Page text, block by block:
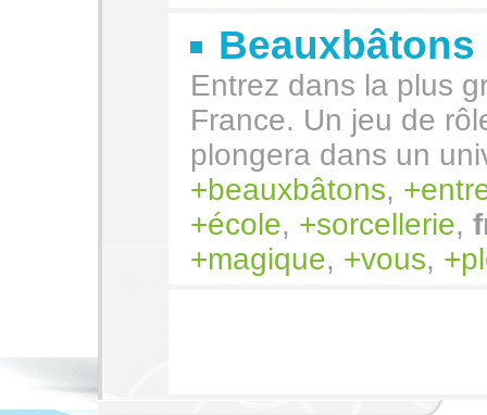
Beauxbâtons
Entrez dans la plus
France. Un jeu de
plongera dans un
beauxbâtons,
école, sorcellerie,
magique, vous,